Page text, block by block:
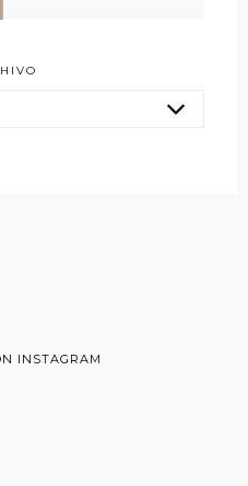
INSTAGRAM